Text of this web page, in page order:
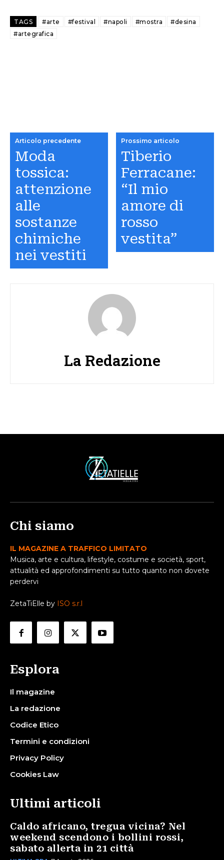
TAGS #arte #festival #napoli #mostra
#desina
#artegrafica
Articolo precedente
Moda
tossica:
attenzione
alle
sostanze
chimiche
nei vestiti
Prossimo articolo
Tiberio
Ferracane:
“Il mio
amore di
rosso
vestita”
La Redazione
Chi siamo
IL MAGAZINE A TRAFFICO LIMITATO
Musica, arte e cultura, lifestyle, costume e società, sport,
attualità ed approfondimenti su tutto quanto non dovete
perdervi
ZetaTiElle by ISO s.r.l
Esplora
Il magazine
La redazione
Codice Etico
Termini e condizioni
Privacy Policy
Cookies Law
Ultimi articoli
Caldo africano, tregua vicina? Nel
weekend scendono i bollini rossi,
sabato allerta in 21 città